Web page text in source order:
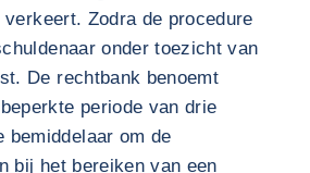
Zodra de procedure
onder toezicht van
De rechtbank benoemt
periode van drie
bemiddelaar om de
bij het bereiken van een